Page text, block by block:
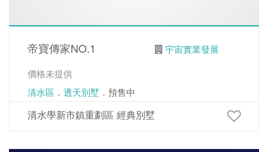
帝寶傳家NO.1
宇宙實業發展
價格未提供
清水區 ． 透天別墅 ．預售中
清水學新市鎮重劃區 經典別墅